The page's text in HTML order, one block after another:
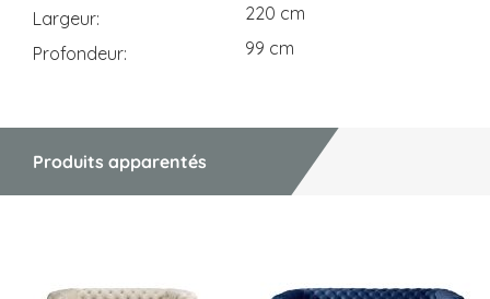
Largeur
220 cm
Profondeur
99 cm
Produits apparentés